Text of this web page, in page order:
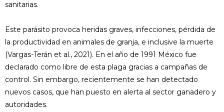
sanitarias.
Este parásito provoca heridas graves, infecciones, pérdida de
la productividad en animales de granja, e inclusive la muerte
(Vargas-Terán et al., 2021). En el año de 1991 México fue
declarado como libre de esta plaga gracias a campañas de
control. Sin embargo, recientemente se han detectado
nuevos casos, que han puesto en alerta al sector ganadero y
autoridades.